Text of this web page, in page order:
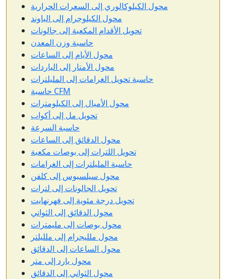
محول الكيلوكالوري إلى السعرات الحرارية
محول الكيلوجرام إلى الباوند
تحويل الأقدام المكعبة إلى جالونات
حاسبة وزن المعدن
محول الأيام إلى الساعات
محول الأمتار إلى الياردات
حاسبة تحويل الغرامات إلى المليلترات
حاسبة CFM
محول الأميال إلى الكيلومترات
تحويل مل إلى أكواب
حاسبة السرعة
محول الدقائق إلى الساعات
تحويل اللترات إلى بوصات مكعبة
حاسبة المليلترات إلى الغرامات
محول سيلسيوس إلى كلفن
تحويل الجالونات إلى لترات
تحويل درجة مئوية إلى فهرنهايت
محول الدقائق إلى الثواني
محول بوصات إلى مليمترات
محول ملليجرام إلى ملليلتر
محول الساعات إلى الدقائق
محول يارد إلى متر
محول الثواني إلى الدقائق